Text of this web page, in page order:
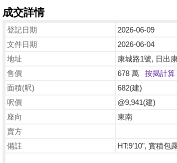
成交詳情
登記日期 2026-06-09
文件日期
2026-06-04
地址
康城路1號, 日出
售價
678 萬 按揭計算
面積(呎)
682(建)
呎價
@9,941(建)
座向
東南
賣方
備註
HT:9'10", 實積包